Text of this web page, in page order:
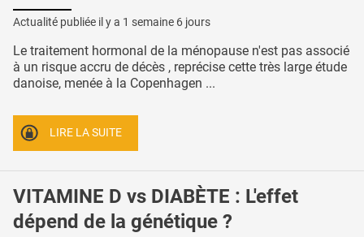
Actualité publiée il y a 1 semaine 6 jours
Le traitement hormonal de la ménopause n'est pas associé
à un risque accru de décès , reprécise cette très large étude
danoise, menée à la Copenhagen ...
LIRE LA SUITE
VITAMINE D vs DIABÈTE : L'effet
dépend de la génétique ?